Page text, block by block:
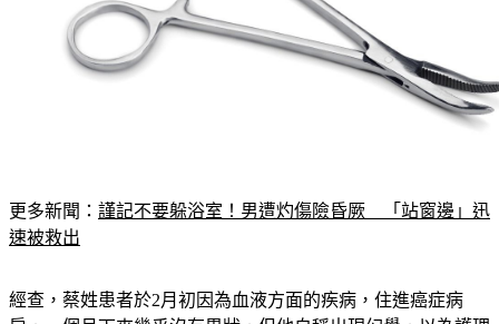
更多新聞： 謹記不要躲浴室！男遭灼傷險昏厥　「站窗邊」迅
速被救出
經查，蔡姓患者於2月初因為血液方面的疾病，住進癌症病